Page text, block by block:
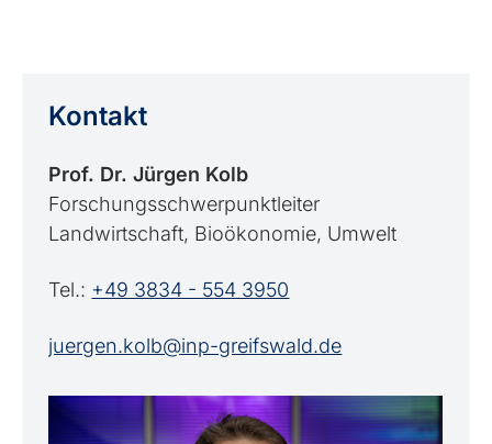
Kontakt
Prof. Dr. Jürgen Kolb
Forschungsschwerpunktleiter
Landwirtschaft, Bioökonomie, Umwelt
Tel.: +49 3834 - 554 3950
juergen.kolb@inp-greifswald.de